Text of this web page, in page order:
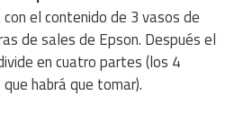
el contenido de 3 vasos de
de sales de Epson. Después el
en cuatro partes (los 4
habrá que tomar).